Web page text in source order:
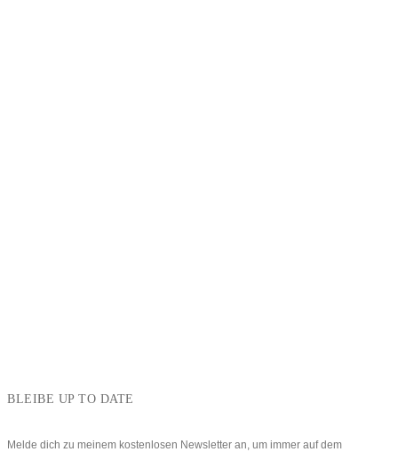
BLEIBE UP TO DATE
Melde dich zu meinem kostenlosen Newsletter an, um immer auf dem